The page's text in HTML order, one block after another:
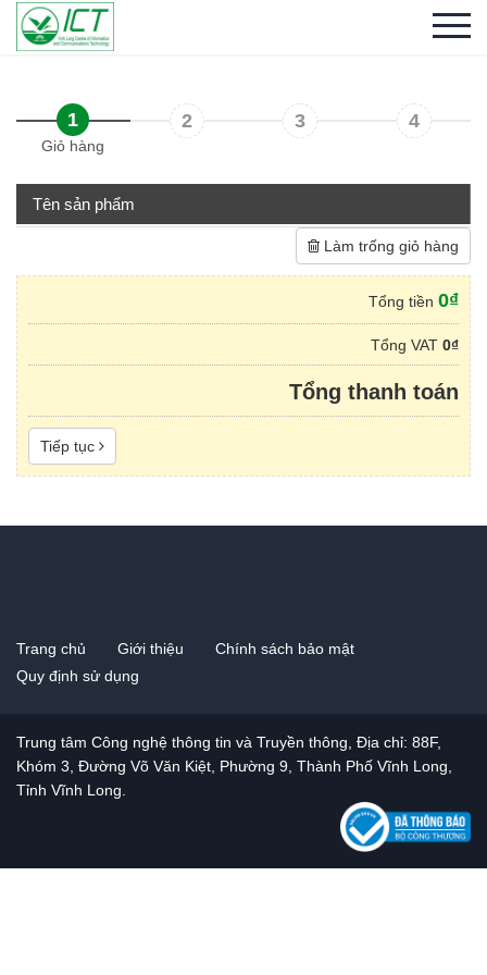
1
Giỏ hàng
2 3 4
Tên sản phẩm
Làm trống giỏ hàng
Tổng tiền 0₫
Tổng VAT 0₫
Tổng thanh toán
Tiếp tục
Trang chủ Giới thiệu
Chính sách bảo mật
Quy định sử dụng
Trung tâm Công nghệ thông tin và Truyền thông, Địa chỉ: 88F,
Khóm 3, Đường Võ Văn Kiệt, Phường 9, Thành Phố Vĩnh Long,
Tỉnh Vĩnh Long.